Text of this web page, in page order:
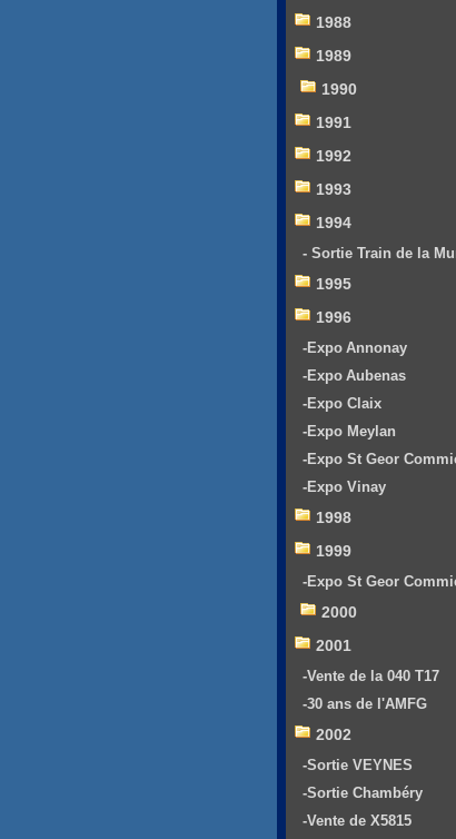
1988
1989
1990
1991
1992
1993
1994
- Sortie Train de la
1995
1996
-Expo Annonay
-Expo Aubenas
-Expo Claix
-Expo Meylan
-Expo St Geor
-Expo Vinay
1998
1999
-Expo St Geor
2000
2001
-Vente de la 040 T17
-30 ans de l'AMFG
2002
-Sortie VEYNES
-Sortie Chambéry
-Vente de X5815